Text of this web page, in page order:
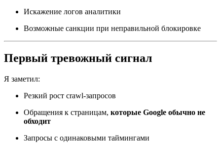
Искажение логов аналитики
Возможные санкции при неправильной блокировке
Первый тревожный сигнал
Я заметил:
Резкий рост crawl-запросов
Обращения к страницам, которые Google обычно не
обходит
Запросы с одинаковыми таймингами